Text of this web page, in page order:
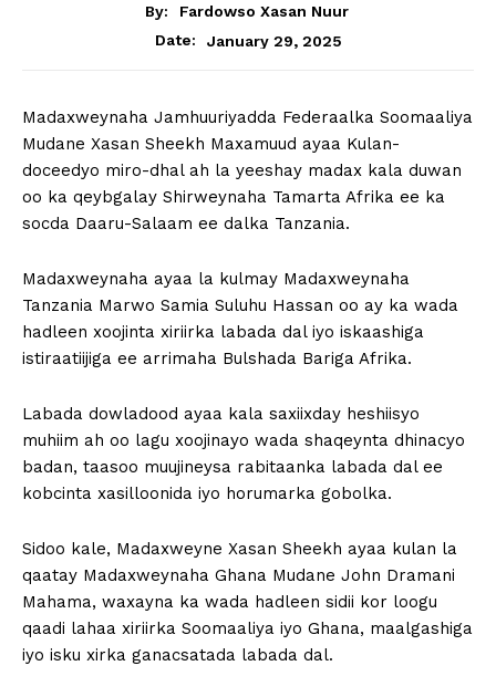
By:
Fardowso Xasan Nuur
Date:
January 29, 2025
Madaxweynaha Jamhuuriyadda Federaalka Soomaaliya
Mudane Xasan Sheekh Maxamuud ayaa Kulan-
doceedyo miro-dhal ah la yeeshay madax kala duwan
oo ka qeybgalay Shirweynaha Tamarta Afrika ee ka
socda Daaru-Salaam ee dalka Tanzania.
Madaxweynaha ayaa la kulmay Madaxweynaha
Tanzania Marwo Samia Suluhu Hassan oo ay ka wada
hadleen xoojinta xiriirka labada dal iyo iskaashiga
istiraatiijiga ee arrimaha Bulshada Bariga Afrika.
Labada dowladood ayaa kala saxiixday heshiisyo
muhiim ah oo lagu xoojinayo wada shaqeynta dhinacyo
badan, taasoo muujineysa rabitaanka labada dal ee
kobcinta xasilloonida iyo horumarka gobolka.
Sidoo kale, Madaxweyne Xasan Sheekh ayaa kulan la
qaatay Madaxweynaha Ghana Mudane John Dramani
Mahama, waxayna ka wada hadleen sidii kor loogu
qaadi lahaa xiriirka Soomaaliya iyo Ghana, maalgashiga
iyo isku xirka ganacsatada labada dal.